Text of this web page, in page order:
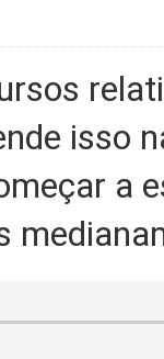
isso
a